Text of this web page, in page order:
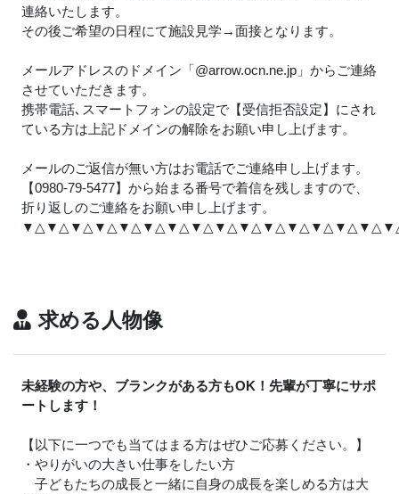
連絡いたします。
その後ご希望の日程にて施設見学→面接となります。
メールアドレスのドメイン「@arrow.ocn.ne.jp」からご連絡
させていただきます。
携帯電話､スマートフォンの設定で【受信拒否設定】にされ
ている方は上記ドメインの解除をお願い申し上げます。
メールのご返信が無い方はお電話でご連絡申し上げます。
【0980-79-5477】から始まる番号で着信を残しますので、
折り返しのご連絡をお願い申し上げます。
求める人物像
未経験の方や、ブランクがある方もOK！先輩が丁寧にサポ
ートします！
【以下に一つでも当てはまる方はぜひご応募ください。】
・やりがいの大きい仕事をしたい方
子どもたちの成長と一緒に自身の成長を楽しめる方は大